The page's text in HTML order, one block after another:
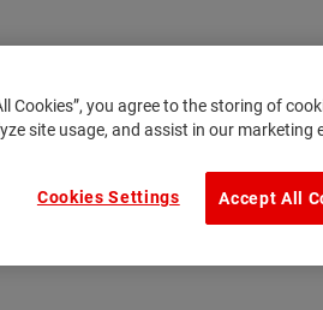
Cookies”, you agree to the storing of
site usage, and assist in our marketing
Accept All
Cookies Settings